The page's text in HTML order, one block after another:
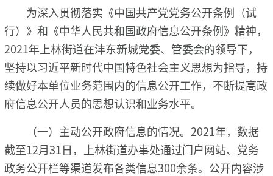
为深入贯彻落实《中国共产党党务公开条例（试
行）》和《中华人民共和国政府信息公开条例》精神，
2021年上林街道在沣东新城党委、管委会的领导下，
坚持以习近平新时代中国特色社会主义思想为指导，持
续做好本单位业务范围内的信息公开工作，不断提高政
府信息公开人员的思想认识和业务水平。
（一）主动公开政府信息的情况。2021年，数据
截至12月31日，上林街道办事处通过门户网站、党务
政务公开栏等渠道发布各类信息300余条。公开内容涉